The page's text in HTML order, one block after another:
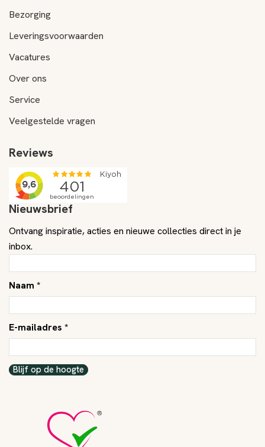
Bezorging
Leveringsvoorwaarden
Vacatures
Over ons
Service
Veelgestelde vragen
Reviews
Nieuwsbrief
Ontvang inspiratie, acties en nieuwe collecties direct in je
inbox.
Naam *
E-mailadres *
Blijf op de hoogte